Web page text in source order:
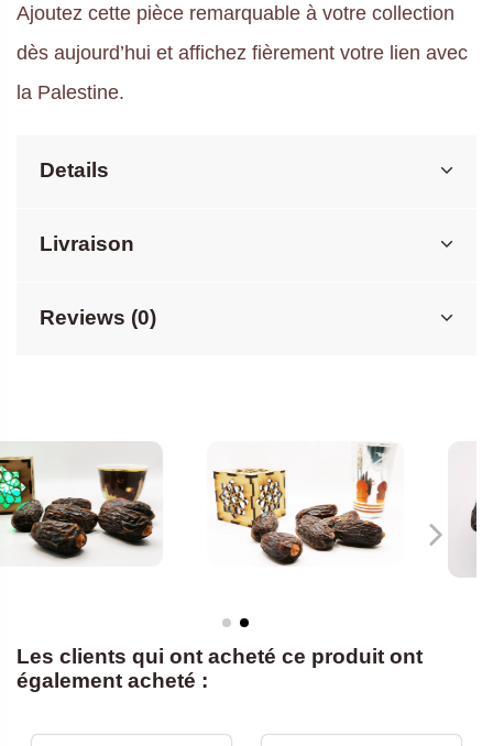
Ajoutez cette pièce remarquable à votre collection
dès aujourd’hui et affichez fièrement votre lien avec
la Palestine.
Details
Livraison
Reviews (0)
Les clients qui ont acheté ce produit ont
également acheté :